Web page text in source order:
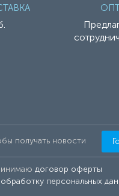
договор оферты
обработку персональных